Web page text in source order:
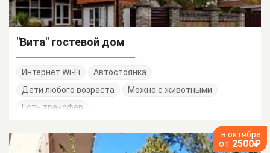
"Вита" гостевой дом
Интернет Wi-Fi
Автостоянка
Дети любого возраста
Можно с животными
Есть трансфер
в октябре
от 2500₽